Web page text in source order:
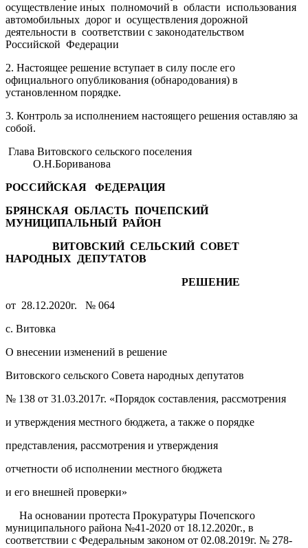
осуществление иных полномочий в области использования
автомобильных дорог и осуществления дорожной
деятельности в соответствии с законодательством
Российской Федерации
2. Настоящее решение вступает в силу после его
официального опубликования (обнародования) в
установленном порядке.
3. Контроль за исполнением настоящего решения оставляю за
собой.
Глава Витовского сельского поселения
О.Н.Бориванова
РОССИЙСКАЯ ФЕДЕРАЦИЯ
БРЯНСКАЯ ОБЛАСТЬ ПОЧЕПСКИЙ
МУНИЦИПАЛЬНЫЙ РАЙОН
ВИТОВСКИЙ СЕЛЬСКИЙ СОВЕТ
НАРОДНЫХ ДЕПУТАТОВ
РЕШЕНИЕ
от 28.12.2020г. № 064
с. Витовка
О внесении изменений в решение
Витовского сельского Совета народных депутатов
№ 138 от 31.03.2017г. «Порядок составления, рассмотрения
и утверждения местного бюджета, а также о порядке
представления, рассмотрения и утверждения
отчетности об исполнении местного бюджета
и его внешней проверки»
На основании протеста Прокуратуры Почепского
муниципального района №41-2020 от 18.12.2020г., в
соответствии с Федеральным законом от 02.08.2019г. № 278-